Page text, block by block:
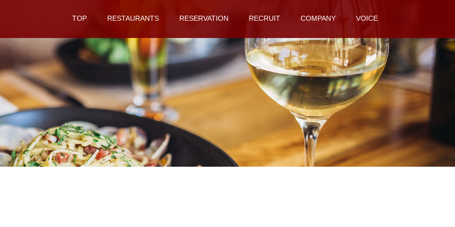
TOP RESTAURANTS RESERVATION RECRUIT COMPANY VOICE